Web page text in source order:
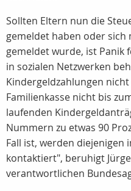
Sollten Eltern nun die
gemeldet haben oder sich
gemeldet wurde, ist Panik
in sozialen Netzwerken
Kindergeldzahlungen
Familienkasse nicht bis
laufenden
Nummern zu etwas 90
Fall ist, werden diejenigen
kontaktiert", beruhigt
verantwortlichen